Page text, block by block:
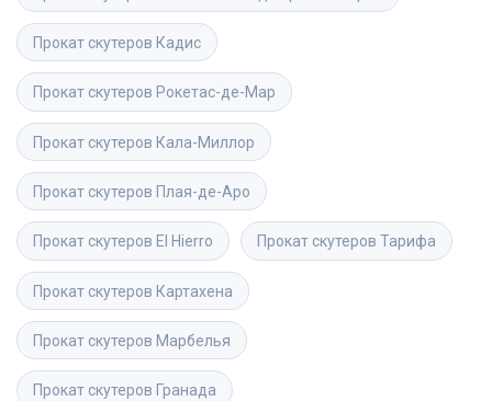
Прокат скутеров Кадис
Прокат скутеров Рокетас-де-Мар
Прокат скутеров Кала-Миллор
Прокат скутеров Плая-де-Аро
Прокат скутеров El Hierro Прокат скутеров Тарифа
Прокат скутеров Картахена
Прокат скутеров Марбелья
Прокат скутеров Гранада